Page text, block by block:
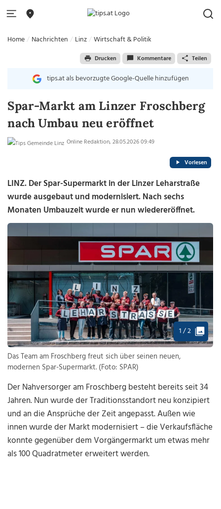
Home Nachrichten Linz Wirtschaft & Politik
Drucken Kommentare Teilen
tips.at als bevorzugte Google-Quelle hinzufügen
Spar-Markt am Linzer Froschberg
nach Umbau neu eröffnet
Online Redaktion, 28.05.2026 09:49
Vorlesen
LINZ. Der Spar-Supermarkt in der Linzer Leharstraße
wurde ausgebaut und modernisiert. Nach sechs
Monaten Umbauzeit wurde er nun wiedereröffnet.
1 / 2
Das Team am Froschberg freut sich über seinen neuen,
modernen Spar-Supermarkt. (Foto: SPAR)
Der Nahversorger am Froschberg besteht bereits seit 34
Jahren. Nun wurde der Traditionsstandort neu konzipiert
und an die Ansprüche der Zeit angepasst. Außen wie
innen wurde der Markt modernisiert – die Verkaufsfläche
konnte gegenüber dem Vorgängermarkt um etwas mehr
als 100 Quadratmeter erweitert werden.